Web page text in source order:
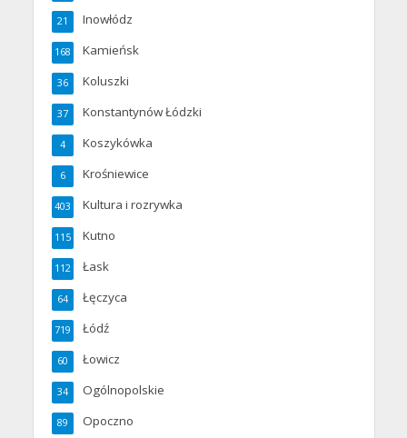
Inowłódz
21
Kamieńsk
168
Koluszki
36
Konstantynów Łódzki
37
Koszykówka
4
Krośniewice
6
Kultura i rozrywka
403
Kutno
115
Łask
112
Łęczyca
64
Łódź
719
Łowicz
60
Ogólnopolskie
34
Opoczno
89